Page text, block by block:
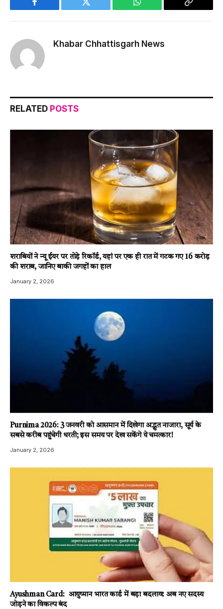
Facebook Twitter WhatsApp
Copy
Khabar Chhattisgarh News
RELATED POSTS
शराबियों ने न्यू ईयर पर तोड़े रिकॉर्ड, यहां पर एक ही रात में गटक गए 16 करोड़
की शराब, जानिए बाकी जगहों का हाल
January 2, 2026
Purnima 2026: 3 जनवरी को आसमान में दिखेगा अद्भुत नाजारा, सूर्य के
सबसे करीब पहुंचेगी धरती; इस समय पर देख सकेंगे ये चमत्कार!
January 2, 2026
Ayushman Card: आयुष्मान भारत कार्ड में बड़ा बदलाव: अब नए सदस्य
जोड़ने का विकल्प बंद